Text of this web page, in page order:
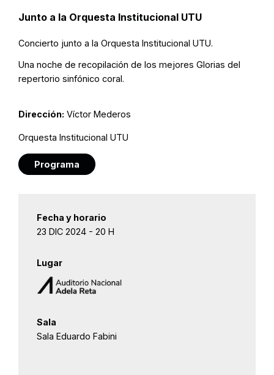
Junto a la Orquesta Institucional UTU
Concierto junto a la Orquesta Institucional UTU.
Una noche de recopilación de los mejores Glorias del
repertorio sinfónico coral.
Dirección: Víctor Mederos
Orquesta Institucional UTU
Programa
Fecha y horario
23 DIC 2024 - 20 H
Lugar
Sala
Sala Eduardo Fabini